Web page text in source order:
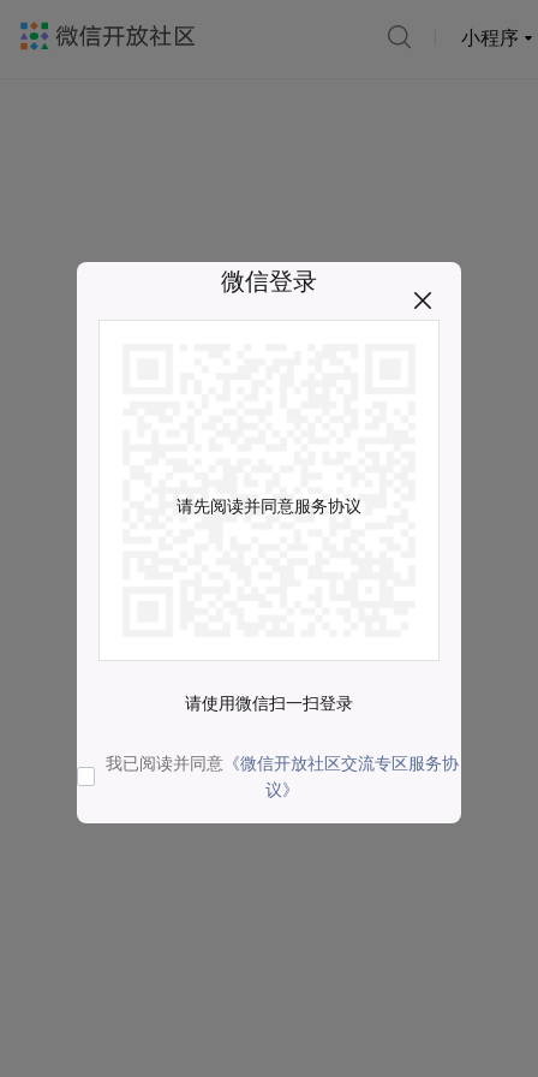
小程序
微信登录
请先阅读并同意服务协议
请使用微信扫一扫登录
我已阅读并同意 《微信开放社区交流专区服务协
议》